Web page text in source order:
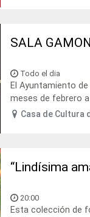
SALA
Todo el dia
El Ayuntamiento
meses de febrero a
Casa de Cultura
“Lindísima
20:00
Esta colección de